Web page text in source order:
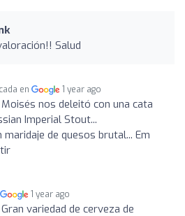
Salud
en 1 year ago
Moisés nos deleitó con una cata
Imperial Stout...
maridaje de quesos brutal... Em
1 year ago
Gran variedad de cerveza de